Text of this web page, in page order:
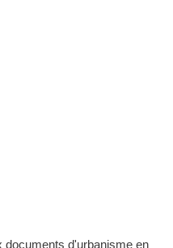
documents d'urbanisme en